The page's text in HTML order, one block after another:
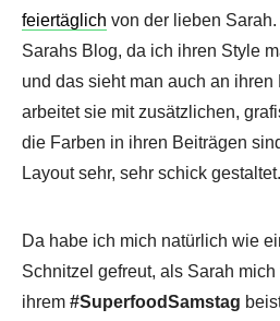
feiertäglich von der lieben
Sarahs Blog, da ich ihren Style
und das sieht man auch an ihren
arbeitet sie mit zusätzlichen,
die Farben in ihren Beiträgen
Layout sehr, sehr schick gestaltet.
Da habe ich mich natürlich wie
Schnitzel gefreut, als Sarah
ihrem #SuperfoodSamstag